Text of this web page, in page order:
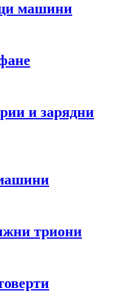
машини
и зарядни
триони